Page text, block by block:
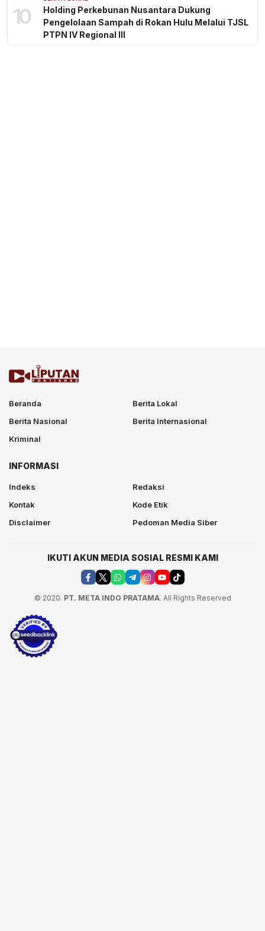
10
Holding Perkebunan Nusantara Dukung
Pengelolaan Sampah di Rokan Hulu Melalui TJSL
PTPN IV Regional III
Beranda
Berita Lokal
Berita Nasional
Berita Internasional
Kriminal
INFORMASI
Indeks
Redaksi
Kontak
Kode Etik
Disclaimer
Pedoman Media Siber
IKUTI AKUN MEDIA SOSIAL RESMI KAMI
© 2020. PT. META INDO PRATAMA. All Rights Reserved